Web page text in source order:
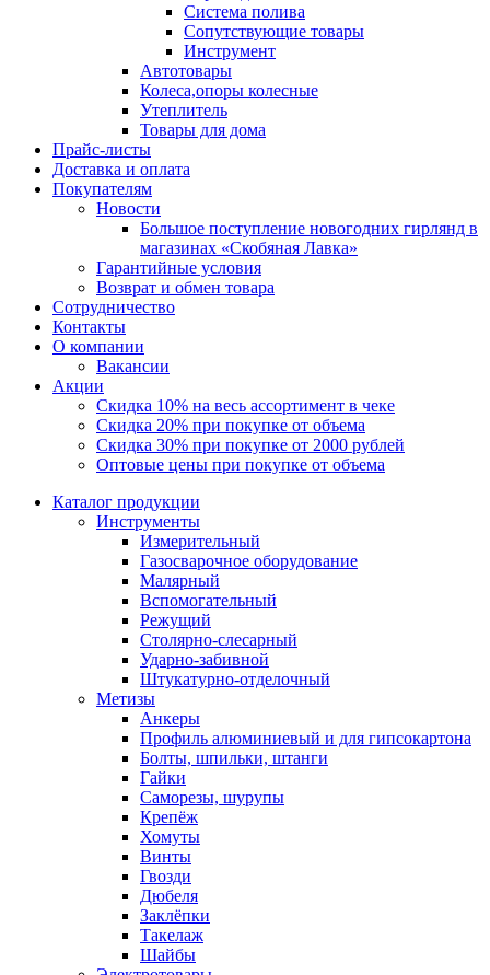
Система полива
Сопутствующие товары
Инструмент
Автотовары
Колеса,опоры колесные
Утеплитель
Товары для дома
Прайс-листы
Доставка и оплата
Покупателям
Новости
Большое поступление новогодних гирлянд в
магазинах «Скобяная Лавка»
Гарантийные условия
Возврат и обмен товара
Сотрудничество
Контакты
О компании
Вакансии
Акции
Скидка 10% на весь ассортимент в чеке
Скидка 20% при покупке от объема
Скидка 30% при покупке от 2000 рублей
Оптовые цены при покупке от объема
Каталог продукции
Инструменты
Измерительный
Газосварочное оборудование
Малярный
Вспомогательный
Режущий
Столярно-слесарный
Ударно-забивной
Штукатурно-отделочный
Метизы
Анкеры
Профиль алюминиевый и для гипсокартона
Болты, шпильки, штанги
Гайки
Саморезы, шурупы
Крепёж
Хомуты
Винты
Гвозди
Дюбеля
Заклёпки
Такелаж
Шайбы